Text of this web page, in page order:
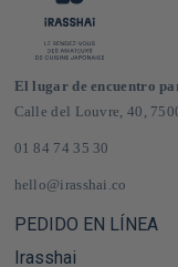
El lugar de encuentro
Calle del Louvre, 40,
01 84 74 35 30
hello@irasshai.co
PEDIDO EN LÍNEA
Centro de ayuda y
Irasshai